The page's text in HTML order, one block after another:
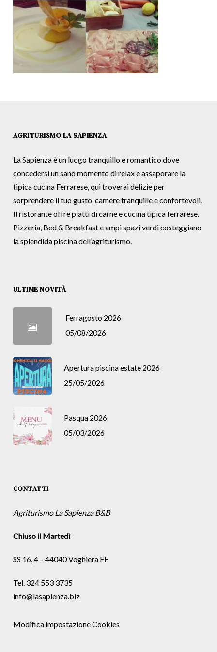
AGRITURISMO LA SAPIENZA
La Sapienza è un luogo tranquillo e romantico dove
concedersi un sano momento di relax e assaporare la
tipica cucina Ferrarese, qui troverai delizie per
sorprendere il tuo gusto, camere tranquille e confortevoli.
Il ristorante offre piatti di carne e cucina tipica ferrarese.
Pizzeria, Bed & Breakfast e ampi spazi verdi costeggiano
la splendida piscina dell’agriturismo.
ULTIME NOVITÀ
Ferragosto 2026
05/08/2026
Apertura piscina estate 2026
25/05/2026
Pasqua 2026
05/03/2026
CONTATTI
Agriturismo La Sapienza B&B
Chiuso il Martedì
SS 16, 4 – 44040 Voghiera FE
Tel. 324 553 3735
info@lasapienza.biz
Modifica impostazione Cookies